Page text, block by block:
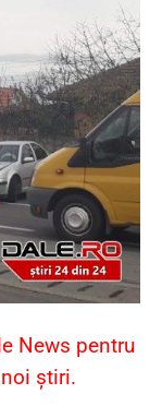
News pentru
știri.